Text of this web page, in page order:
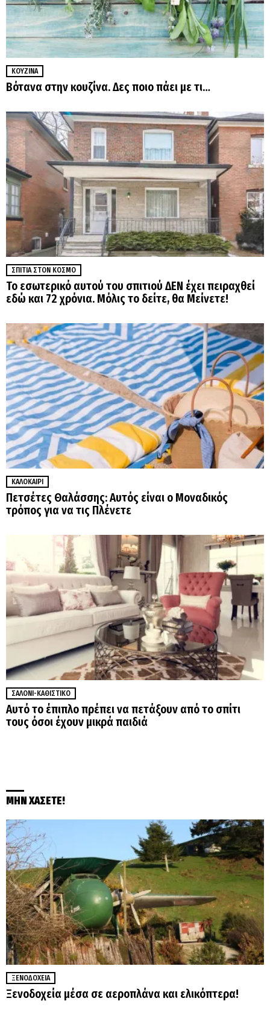
ΚΟΥΖΊΝΑ
Βότανα στην κουζίνα. Δες ποιο πάει με τι…
ΣΠΊΤΙΑ ΣΤΟΝ ΚΌΣΜΟ
Το εσωτερικό αυτού του σπιτιού ΔΕΝ έχει πειραχθεί
εδώ και 72 χρόνια. Μόλις το δείτε, θα Μείνετε!
ΚΑΛΟΚΑΊΡΙ
Πετσέτες Θαλάσσης: Αυτός είναι ο Μοναδικός
τρόπος για να τις Πλένετε
ΣΑΛΌΝΙ-ΚΑΘΙΣΤΙΚΌ
Αυτό το έπιπλο πρέπει να πετάξουν από το σπίτι
τους όσοι έχουν μικρά παιδιά
ΜΗΝ ΧΑΣΕΤΕ!
ΞΕΝΟΔΟΧΕΊΑ
Ξενοδοχεία μέσα σε αεροπλάνα και ελικόπτερα!